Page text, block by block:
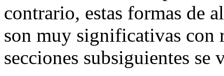
contrario, estas formas de
son muy significativas con
secciones subsiguientes se